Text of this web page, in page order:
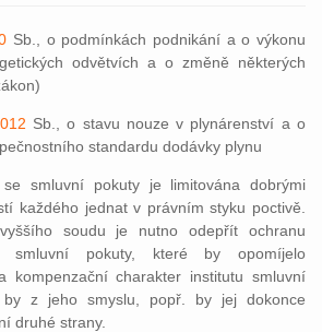
Sb., o podmínkách podnikání a o výkonu
odvětvích a o změně některých
Sb., o stavu nouze v plynárenství a o
standardu dodávky plynu
smluvní pokuty je limitována dobrými
každého jednat v právním styku poctivě.
soudu je nutno odepřít ochranu
smluvní pokuty, které by opomíjelo
kompenzační charakter institutu smluvní
by z jeho smyslu, popř. by jej dokonce
druhé strany.